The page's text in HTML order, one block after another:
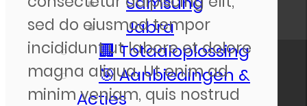
Jabra
🏢 Totaaloplossing
🎯 Aanbiedingen &
Acties
sed do eiusmod tempor
incididunt ut labore et dolore
magna aliqua. Ut enim ad
minim veniam, quis nostrud